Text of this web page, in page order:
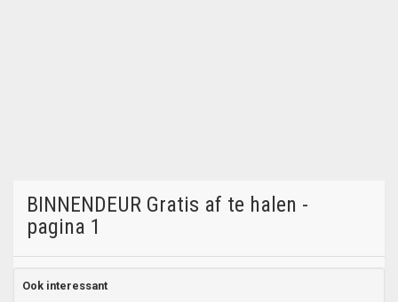
BINNENDEUR Gratis af te halen -
pagina 1
Ook interessant